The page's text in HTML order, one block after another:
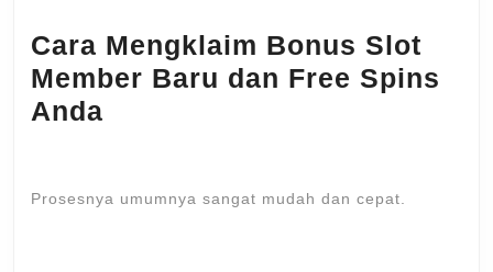
Cara Mengklaim Bonus Slot
Member Baru dan Free Spins
Anda
Prosesnya umumnya sangat mudah dan cepat.